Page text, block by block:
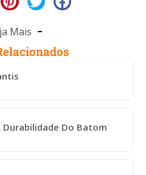
Mais
Durabilidade Do Batom